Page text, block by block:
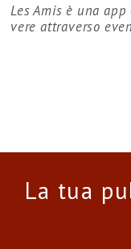
Les Amis è una
vere attraverso
La tua